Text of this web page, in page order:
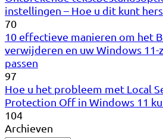
instellingen – Hoe u dit kunt
70
10 effectieve manieren om het
verwijderen en uw Windows 11-
passen
97
Hoe u het probleem met Local
Protection Off in Windows 11
104
Archieven